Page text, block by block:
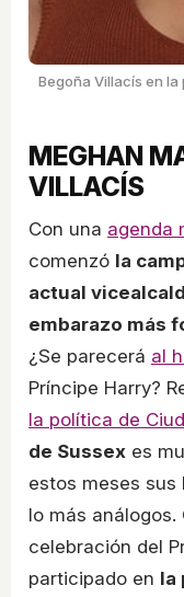
Begoña Villacís en la
MEGHAN
VILLACÍS
Con una agenda
comenzó la
actual
embarazo más
¿Se parecerá al
Príncipe Harry?
la política de
de Sussex es
estos meses sus
lo más
celebración del
participado en la